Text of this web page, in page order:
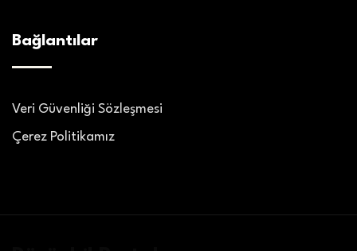
Bağlantılar
Veri Güvenliği Sözleşmesi
Çerez Politikamız